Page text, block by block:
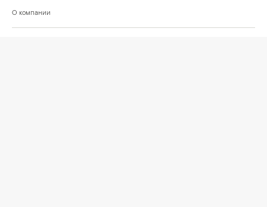
О компании